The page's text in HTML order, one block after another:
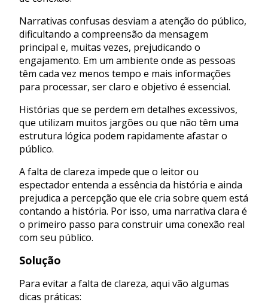
Narrativas confusas desviam a atenção do público,
dificultando a compreensão da mensagem
principal e, muitas vezes, prejudicando o
engajamento. Em um ambiente onde as pessoas
têm cada vez menos tempo e mais informações
para processar, ser claro e objetivo é essencial.
Histórias que se perdem em detalhes excessivos,
que utilizam muitos jargões ou que não têm uma
estrutura lógica podem rapidamente afastar o
público.
A falta de clareza impede que o leitor ou
espectador entenda a essência da história e ainda
prejudica a percepção que ele cria sobre quem está
contando a história. Por isso, uma narrativa clara é
o primeiro passo para construir uma conexão real
com seu público.
Solução
Para evitar a falta de clareza, aqui vão algumas
dicas práticas: